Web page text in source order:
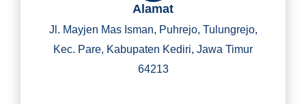
Alamat
Jl. Mayjen Mas Isman, Puhrejo, Tulungrejo,
Kec. Pare, Kabupaten Kediri, Jawa Timur
64213